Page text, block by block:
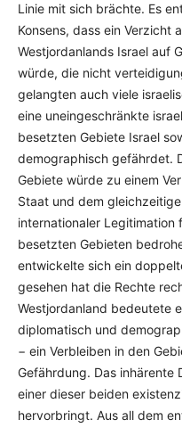
Linie mit sich brächte. Es
Konsens, dass ein Verzicht
Westjordanlands Israel auf
würde, die nicht
gelangten auch viele
eine uneingeschränkte
besetzten Gebiete Israel
demographisch gefährdet.
Gebiete würde zu einem
Staat und dem
internationaler Legitimation
besetzten Gebieten
entwickelte sich ein
gesehen hat die Rechte
Westjordanland bedeutete
diplomatisch und
− ein Verbleiben in den
Gefährdung. Das inhärente
einer dieser beiden
hervorbringt. Aus all dem